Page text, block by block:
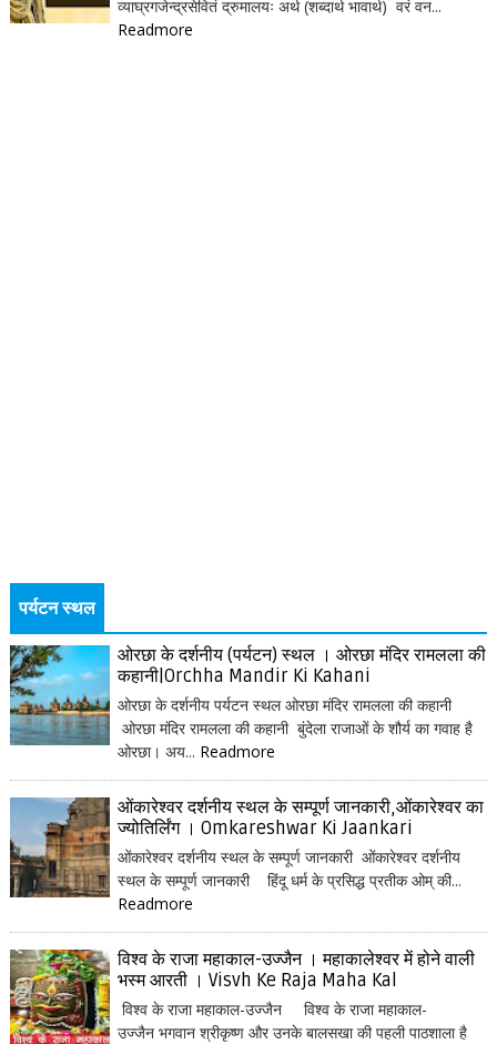
व्याघ्रगजेन्द्रसेवितं द्रुमालयः अर्थ (शब्दार्थ भावार्थ) वरं वन...
Readmore
पर्यटन स्थल
ओरछा के दर्शनीय (पर्यटन) स्थल । ओरछा मंदिर रामलला की
कहानी|Orchha Mandir Ki Kahani
ओरछा के दर्शनीय पर्यटन स्थल ओरछा मंदिर रामलला की कहानी
ओरछा मंदिर रामलला की कहानी बुंदेला राजाओं के शौर्य का गवाह है
ओरछा। अय... Readmore
ओंकारेश्वर दर्शनीय स्थल के सम्पूर्ण जानकारी,ओंकारेश्वर का
ज्योतिर्लिंग । Omkareshwar Ki Jaankari
ओंकारेश्वर दर्शनीय स्थल के सम्पूर्ण जानकारी ओंकारेश्वर दर्शनीय
स्थल के सम्पूर्ण जानकारी हिंदू धर्म के प्रसिद्ध प्रतीक ओम् की...
Readmore
विश्व के राजा महाकाल-उज्जैन । महाकालेश्वर में होने वाली
भस्म आरती । Visvh Ke Raja Maha Kal
विश्व के राजा महाकाल-उज्जैन विश्व के राजा महाकाल-
उज्जैन भगवान श्रीकृष्ण और उनके बालसखा की पहली पाठशाला है